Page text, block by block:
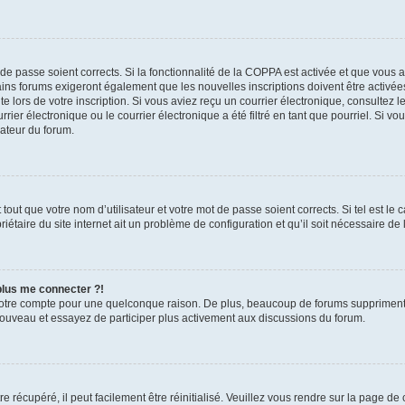
passe soient corrects. Si la fonctionnalité de la COPPA est activée et que
forums exigeront également que les nouvelles inscriptions doivent être
lors de votre inscription. Si vous aviez reçu un courrier électronique, consultez
électronique ou le courrier électronique a été filtré en tant que pourriel. Si
du forum.
que votre nom d’utilisateur et votre mot de passe soient corrects. Si tel est
du site internet ait un problème de configuration et qu’il soit nécessaire de
me connecter ?!
compte pour une quelconque raison. De plus, beaucoup de forums
et essayez de participer plus activement aux discussions du forum.
récupéré, il peut facilement être réinitialisé. Veuillez vous rendre sur la page